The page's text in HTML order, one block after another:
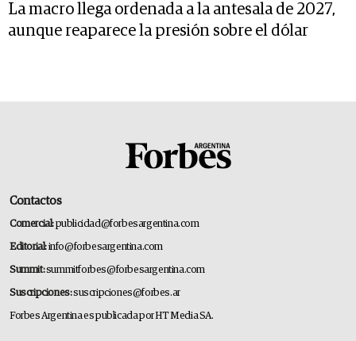
La macro llega ordenada a la antesala de 2027,
aunque reaparece la presión sobre el dólar
Contactos
Comercial:publicidad@forbesargentina.com
Editorial:info@forbesargentina.com
Summit:summitforbes@forbesargentina.com
Suscripciones:suscripciones@forbes.ar
Forbes Argentina es publicada por HT Media SA.